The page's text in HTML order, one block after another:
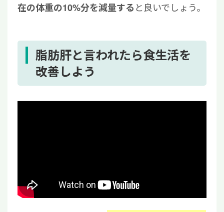
在の体重の10%分を減量すると良いでしょう。
脂肪肝と言われたら食生活を
改善しよう